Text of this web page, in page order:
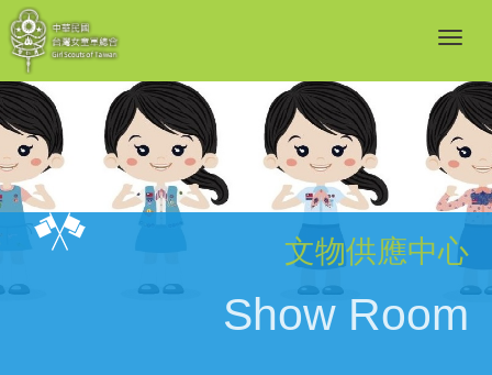
文物供應中心
Show Room